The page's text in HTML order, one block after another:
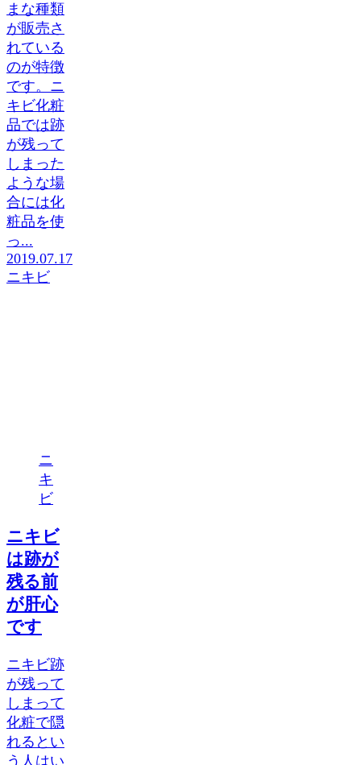
まな種類
が販売さ
れている
のが特徴
です。ニ
キビ化粧
品では跡
が残って
しまった
ような場
合には化
粧品を使
っ...
2019.07.17
ニキビ
ニ
キ
ビ
ニキビ
は跡が
残る前
が肝心
です
ニキビ跡
が残って
しまって
化粧で隠
れるとい
う人はい